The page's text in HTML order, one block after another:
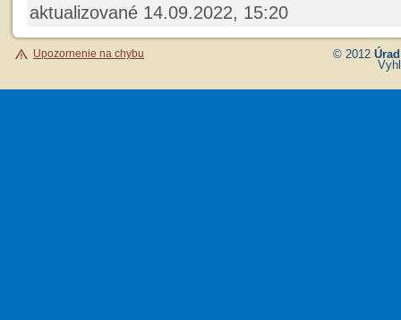
aktualizované 14.09.2022, 15:20
Upozornenie na chybu © 2012